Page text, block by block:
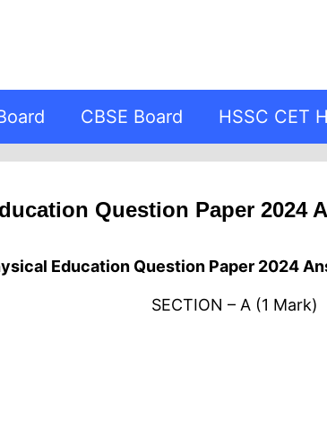
CBSE Board HSSC CET
Question Paper 2024
Education Question Paper 2024
SECTION – A (1 Mark)